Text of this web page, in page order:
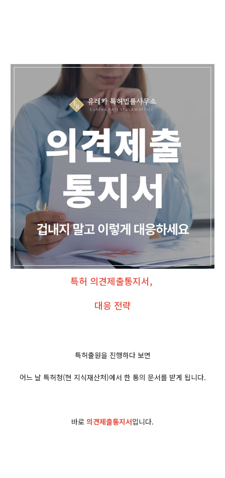
특허 의견제출통지서​,
대응 전략
특허출원을 진행하다 보면
어느 날 특허청(현 지식재산처)에서 한 통의 문서를 받게 됩니다.
바로 의견제출통지서입니다.